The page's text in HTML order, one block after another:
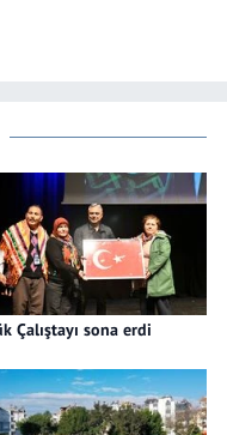
Çalıştayı sona erdi